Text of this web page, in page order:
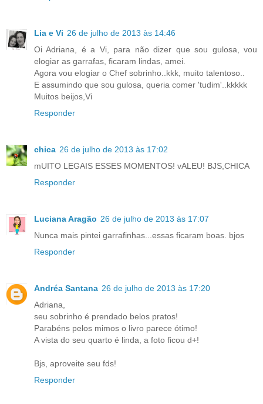
Lia e Vi 26 de julho de 2013 às 14:46
Oi Adriana, é a Vi, para não dizer que sou gulosa, vou
elogiar as garrafas, ficaram lindas, amei.
Agora vou elogiar o Chef sobrinho..kkk, muito talentoso..
E assumindo que sou gulosa, queria comer 'tudim'..kkkkk
Muitos beijos,Vi
Responder
chica 26 de julho de 2013 às 17:02
mUITO LEGAIS ESSES MOMENTOS! vALEU! BJS,CHICA
Responder
Luciana Aragão 26 de julho de 2013 às 17:07
Nunca mais pintei garrafinhas...essas ficaram boas. bjos
Responder
Andréa Santana 26 de julho de 2013 às 17:20
Adriana,
seu sobrinho é prendado belos pratos!
Parabéns pelos mimos o livro parece ótimo!
A vista do seu quarto é linda, a foto ficou d+!
Bjs, aproveite seu fds!
Responder